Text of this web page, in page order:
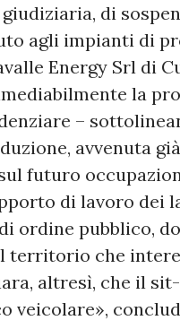
di
agli impianti di
Energy Srl di
la
–
avvenuta
futuro
di lavoro dei
ordine pubblico,
territorio che
altresì, che il
veicolare»,